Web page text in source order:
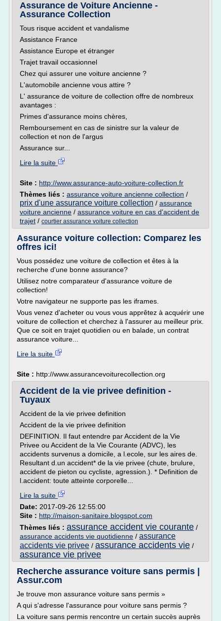
Assurance de Voiture Ancienne -
Assurance Collection
Tous risque accident et vandalisme
Assistance France
Assistance Europe et étranger
Trajet travail occasionnel
Chez qui assurer une voiture ancienne ?
L'automobile ancienne vous attire ?
L' assurance de voiture de collection offre de nombreux
avantages :
Primes d'assurance moins chères,
Remboursement en cas de sinistre sur la valeur de
collection et non de l'argus
Assurance sur...
Lire la suite
Site : http://www.assurance-auto-voiture-collection.fr
Thèmes liés : assurance voiture ancienne collection /
prix d'une assurance voiture collection / assurance
voiture ancienne / assurance voiture en cas d'accident de
trajet / courtier assurance voiture collection
Assurance voiture collection: Comparez les
offres ici!
Vous possédez une voiture de collection et êtes à la
recherche d'une bonne assurance?
Utilisez notre comparateur d'assurance voiture de
collection!
Votre navigateur ne supporte pas les iframes.
Vous venez d'acheter ou vous vous apprêtez à acquérir une
voiture de collection et cherchez à l'assurer au meilleur prix.
Que ce soit en trajet quotidien ou en balade, un contrat
assurance voiture...
Lire la suite
Site : http://www.assurancevoiturecollection.org
Accident de la vie privee definition -
Tuyaux
Accident de la vie privee definition
Accident de la vie privee definition
DEFINITION. Il faut entendre par Accident de la Vie
Privee ou Accident de la Vie Courante (ADVC), les
accidents survenus a domicile, a l.ecole, sur les aires de.
Resultant d.un accident* de la vie privee (chute, brulure,
accident de pieton ou cycliste, agression.). * Definition de
l.accident: toute atteinte corporelle...
Lire la suite
Date: 2017-09-26 12:55:00
Site : http://maison-sanitaire.blogspot.com
Thèmes liés : assurance accident vie courante /
assurance accidents vie quotidienne / assurance
accidents vie privee / assurance accidents vie /
assurance vie privee
Recherche assurance voiture sans permis |
Assur.com
Je trouve mon assurance voiture sans permis »
A qui s'adresse l'assurance pour voiture sans permis ?
La voiture sans permis rencontre un certain succès auprès